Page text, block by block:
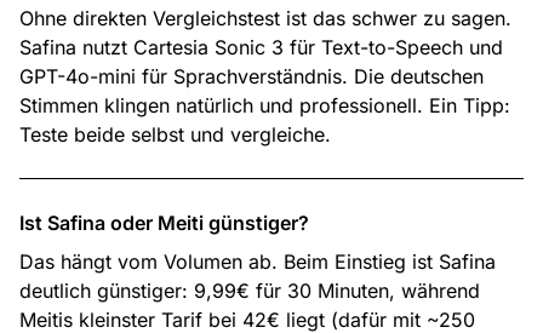
Ohne direkten Vergleichstest ist das schwer zu sagen.
Safina nutzt Cartesia Sonic 3 für Text-to-Speech und
GPT-4o-mini für Sprachverständnis. Die deutschen
Stimmen klingen natürlich und professionell. Ein Tipp:
Teste beide selbst und vergleiche.
Ist Safina oder Meiti günstiger?
Das hängt vom Volumen ab. Beim Einstieg ist Safina
deutlich günstiger: 9,99€ für 30 Minuten, während
Meitis kleinster Tarif bei 42€ liegt (dafür mit ~250